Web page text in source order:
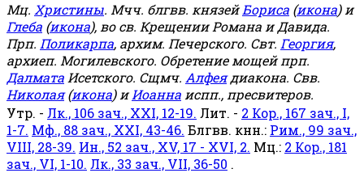
Мц. Христины. Мчч. блгвв. князейБориса (икона) и
Глеба (икона), во св. Крещении Романа и Давида.
Прп. Поликарпа, архим. Печерского. Свт. Георгия,
архиеп. Могилевского. Обретение мощей прп.
Далмата Исетского. Сщмч. Алфеядиакона. Свв.
Николая(икона) иИоанна испп., пресвитеров.
Утр. - Лк., 106 зач., XXI, 12-19. Лит. - 2 Кор., 167 зач., I,
1-7. Мф., 88 зач., XXI, 43-46. Блгвв. кнн.: Рим., 99 зач.,
VIII, 28-39. Ин., 52 зач., XV, 17 - XVI, 2. Мц.: 2 Кор., 181
зач., VI, 1-10. Лк., 33 зач., VII, 36-50 .